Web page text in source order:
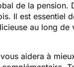
de la pension.
Il est essentiel
au long
aidera à